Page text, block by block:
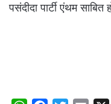
पसंदीदा पार्टी एंथम साबित